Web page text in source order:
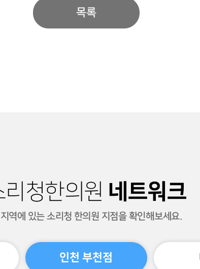
목록
리청한의원 네트워크
역에 있는 소리청 한의원 지점을 확인해보세요.
인천 부천점